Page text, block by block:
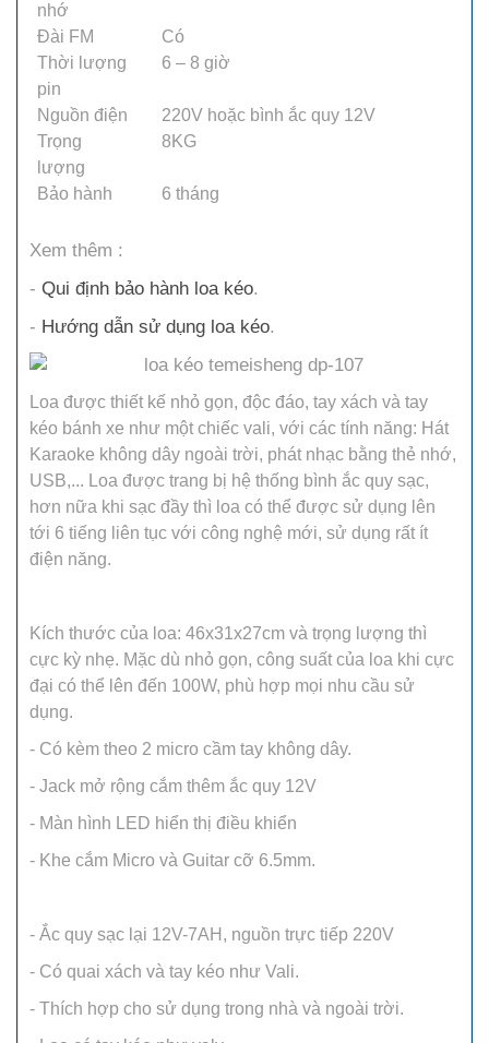
nhớ
Đài FM
Có
Thời lượng
pin
6 – 8 giờ
Nguồn điện
220V hoặc bình ắc quy 12V
Trọng
lượng
8KG
Bảo hành 6 tháng
Xem thêm :
- Qui định bảo hành loa kéo.
- Hướng dẫn sử dụng loa kéo.
Loa được thiết kế nhỏ gọn, độc đáo, tay xách và tay
kéo bánh xe như một chiếc vali, với các tính năng: Hát
Karaoke không dây ngoài trời, phát nhạc bằng thẻ nhớ,
USB,... Loa được trang bị hệ thống bình ắc quy sạc,
hơn nữa khi sạc đầy thì loa có thể được sử dụng lên
tới 6 tiếng liên tục với công nghệ mới, sử dụng rất ít
điện năng.
Kích thước của loa: 46x31x27cm và trọng lượng thì
cực kỳ nhẹ. Mặc dù nhỏ gọn, công suất của loa khi cực
đại có thể lên đến 100W, phù hợp mọi nhu cầu sử
dụng.
- Có kèm theo 2 micro cầm tay không dây.
- Jack mở rộng cắm thêm ắc quy 12V
- Màn hình LED hiển thị điều khiển
- Khe cắm Micro và Guitar cỡ 6.5mm.
- Ắc quy sạc lại 12V-7AH, nguồn trực tiếp 220V
- Có quai xách và tay kéo như Vali.
- Thích hợp cho sử dụng trong nhà và ngoài trời.